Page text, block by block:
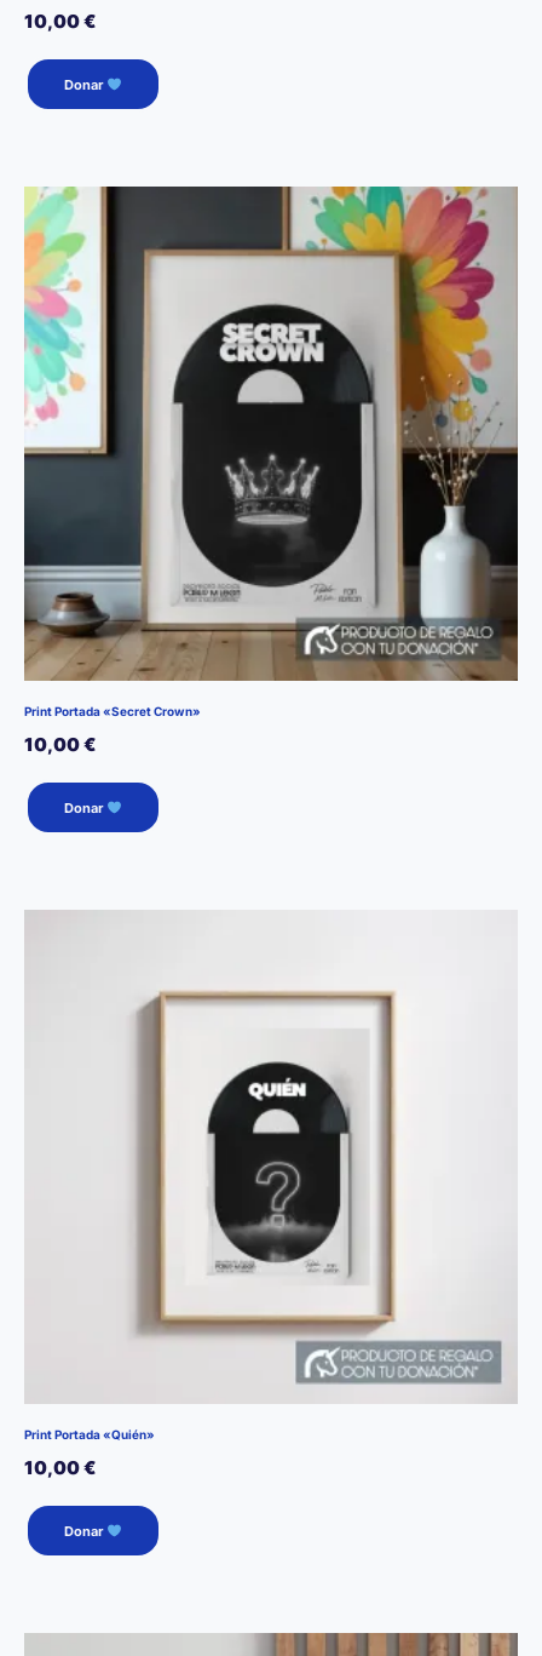
10,00€
Donar
Print Portada «Secret Crown»
10,00€
Donar
Print Portada «Quién»
10,00€
Donar